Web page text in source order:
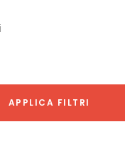
APPLICA FILTRI